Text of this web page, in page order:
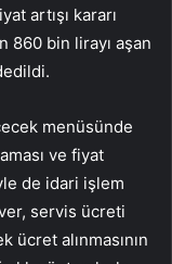
artışı kararı
860 bin lirayı aşan
menüsünde
ve fiyat
de idari işlem
servis ücreti
ücret alınmasının